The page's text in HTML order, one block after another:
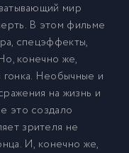
мир
В этом фильме
спецэффекты,
конечно же,
гонка. Необычные и
на жизнь и
это создало
зрителя не
И, конечно же,